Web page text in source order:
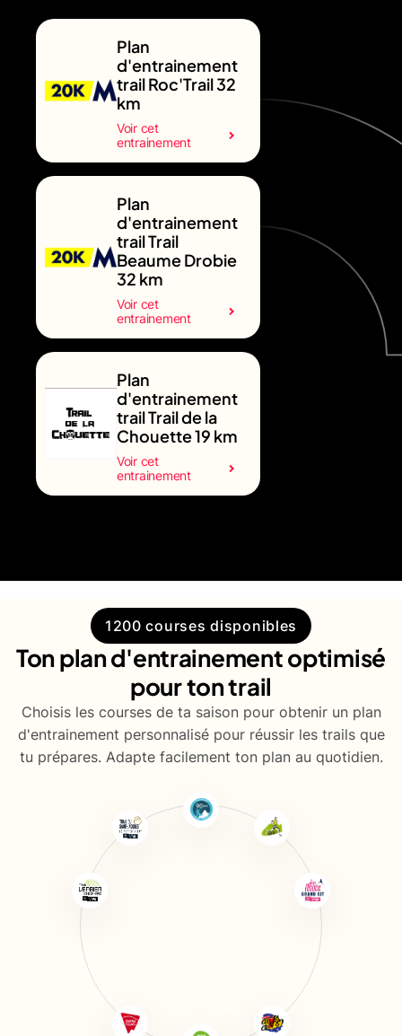
Plan
d'entrainement
trail Roc'Trail 32
km
Voir cet
entrainement
Plan
d'entrainement
trail Trail
Beaume Drobie
32 km
Voir cet
entrainement
Plan
d'entrainement
trail Trail de la
Chouette 19 km
Voir cet
entrainement
1200 courses disponibles
Ton plan d'entrainement optimisé
pour ton trail
Choisis les courses de ta saison pour obtenir un plan
d'entrainement personnalisé pour réussir les trails que
tu prépares. Adapte facilement ton plan au quotidien.